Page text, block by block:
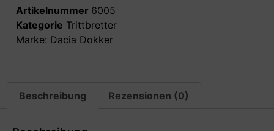
Artikelnummer 6005
Kategorie Trittbretter
Marke: Dacia Dokker
Beschreibung Rezensionen (0)